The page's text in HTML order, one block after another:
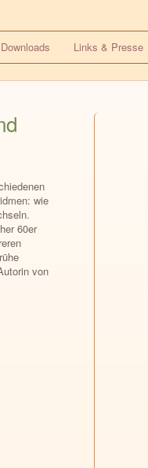
Downloads Links & Presse
wie
60er
von